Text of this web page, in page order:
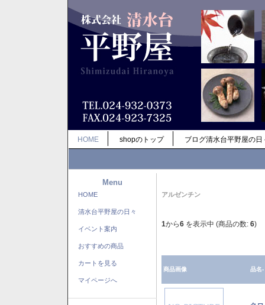
HOME shopのトップ ブログ清水台平野屋の日
Menu
HOME
清水台平野屋の日々
イベント案内
おすすめの商品
カートを見る
マイページへ
アルゼンチン
1から6 を表示中 (商品の数: 6)
商品画像 品名-